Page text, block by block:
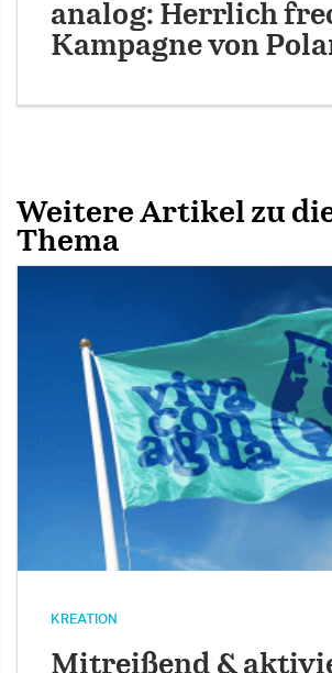
analog: Herrlich
Kampagne von
Weitere Artikel zu
Thema
KREATION
Mitreißend &